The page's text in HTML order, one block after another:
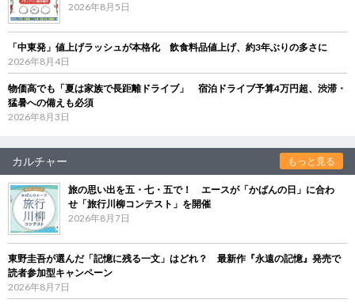
2026年8月5日
「中東発」値上げラッシュが本格化 飲食料品値上げ、約3年ぶりの多さに
2026年8月4日
物価高でも「夏は家族で長距離ドライブ」 宿泊ドライブ予算4万円超、渋滞・
猛暑への備えも必須
2026年8月3日
カルチャー もっと見る
旅の思い出を五・七・五で！ エースが「かばんの日」に合わ
せ「旅行川柳コンテスト」を開催
2026年8月7日
東野圭吾が選んだ「記憶に残る一文」はどれ？ 最新作『永遠の記憶』発売で
読者参加型キャンペーン
2026年8月7日